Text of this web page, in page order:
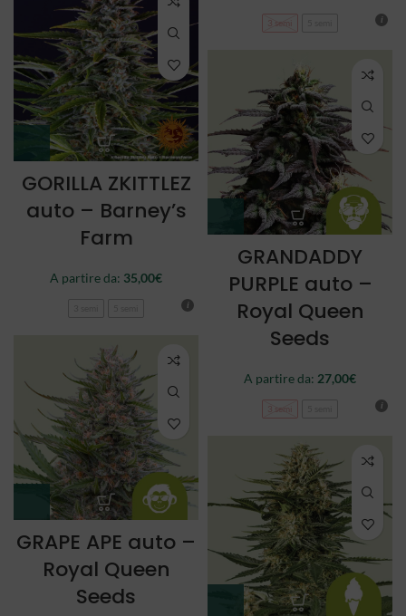
3 semi
GORILLA ZKITTLEZ
auto – Barney’s
Farm
A partire da: 35,00€
GRANDADDY
PURPLE auto –
Royal Queen
Seeds
A partire da: 27,00€
3 semi
GRAPE APE auto –
Royal Queen
Seeds